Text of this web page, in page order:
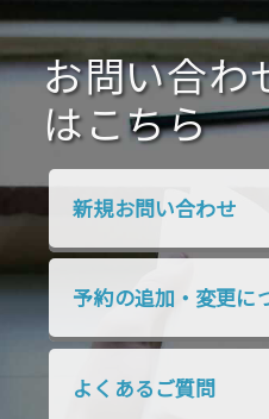
2020年10月 2020年9月
2020年7月 2020年6月
2020年4月 2020年3月
2019年10月 2019年9月
2018年7月 2018年6月
お問い合わ
はこちら
新規お問い合わせ
予約の追加・変更に
よくあるご質問